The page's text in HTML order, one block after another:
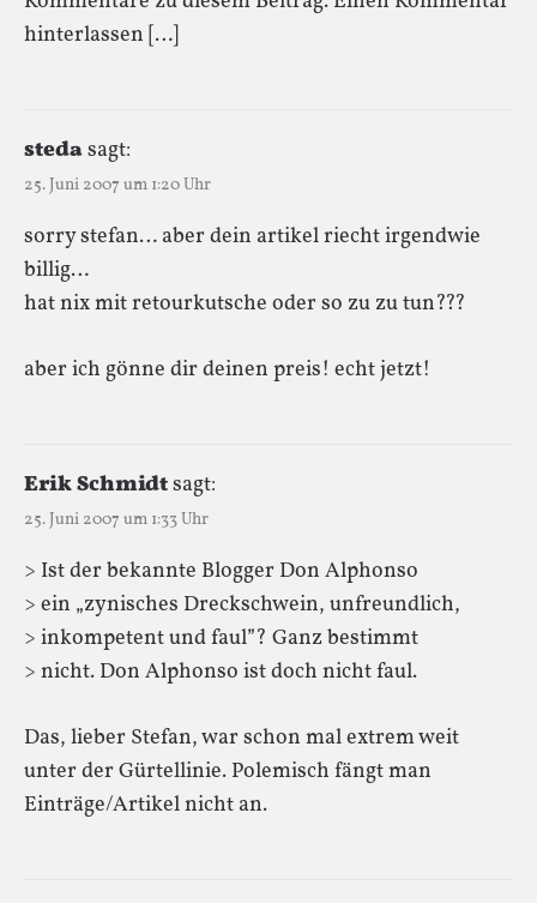
hinterlassen […]
stedasagt:
25. Juni 2007 um 1:20 Uhr
sorry stefan… aber dein artikel riecht irgendwie
billig…
hat nix mit retourkutsche oder so zu zu tun???
aber ich gönne dir deinen preis! echt jetzt!
Erik Schmidtsagt:
25. Juni 2007 um 1:33 Uhr
> Ist der bekannte Blogger Don Alphonso
> ein „zynisches Dreckschwein, unfreundlich,
> inkompetent und faul”? Ganz bestimmt
> nicht. Don Alphonso ist doch nicht faul.
Das, lieber Stefan, war schon mal extrem weit
unter der Gürtellinie. Polemisch fängt man
Einträge/Artikel nicht an.